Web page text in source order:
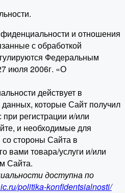
и отношения
с обработкой
Федеральным
июля 2006г. «О
действует в
которые Сайт получил
регистрации и/или
и необходимые для
стороны Сайта в
вами товара/услуги и/или
Сайта.
доступна по
politika-konfidentsialnosti/